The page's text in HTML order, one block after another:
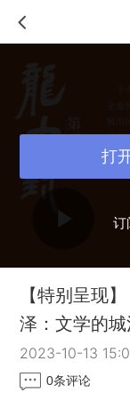
订
打
【特别呈现
泽：文学的城
2023-10-13
0条评论